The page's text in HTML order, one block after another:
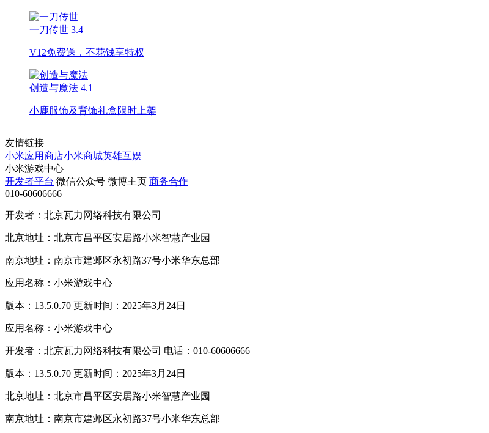
一刀传世 3.4
V12免费送，不花钱享特权
创造与魔法 4.1
小鹿服饰及背饰礼盒限时上架
友情链接
小米应用商店小米商城英雄互娱
小米游戏中心
开发者平台 微信公众号 微博主页 商务合作
010-60606666
开发者：北京瓦力网络科技有限公司
北京地址：北京市昌平区安居路小米智慧产业园
南京地址：南京市建邺区永初路37号小米华东总部
应用名称：小米游戏中心
版本：13.5.0.70 更新时间：2025年3月24日
应用名称：小米游戏中心
开发者：北京瓦力网络科技有限公司 电话：010-60606666
版本：13.5.0.70 更新时间：2025年3月24日
北京地址：北京市昌平区安居路小米智慧产业园
南京地址：南京市建邺区永初路37号小米华东总部